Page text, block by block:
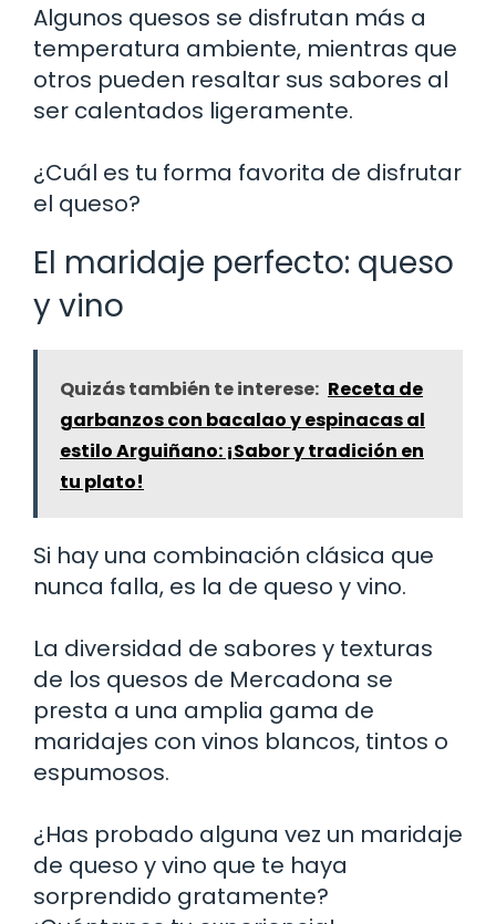
Algunos quesos se disfrutan más a
temperatura ambiente, mientras que
otros pueden resaltar sus sabores al
ser calentados ligeramente.
¿Cuál es tu forma favorita de disfrutar
el queso?
El maridaje perfecto: queso
y vino
Quizás también te interese: Receta de
garbanzos con bacalao y espinacas al
estilo Arguiñano: ¡Sabor y tradición en
tu plato!
Si hay una combinación clásica que
nunca falla, es la de queso y vino.
La diversidad de sabores y texturas
de los quesos de Mercadona se
presta a una amplia gama de
maridajes con vinos blancos, tintos o
espumosos.
¿Has probado alguna vez un maridaje
de queso y vino que te haya
sorprendido gratamente?